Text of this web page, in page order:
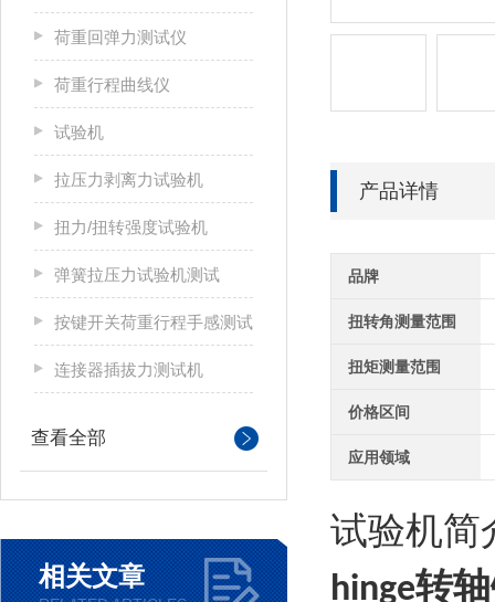
荷重回弹力测试仪
荷重行程曲线仪
试验机
拉压力剥离力试验机
扭力/扭转强度试验机
弹簧拉压力试验机测试
按键开关荷重行程手感测试
连接器插拔力测试机
查看全部
相关文章
产品详情
品牌
扭转角测量范围
扭矩测量范围
价格区间
应用领域
试验机简
hinge转